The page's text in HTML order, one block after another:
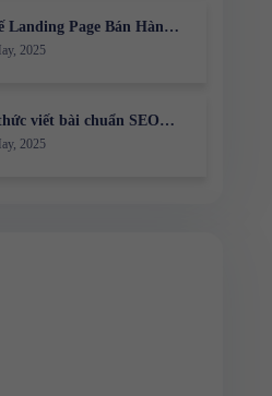
Landing Page Bán Hàng
Bí Quyết Tăng Chuyển
2025
viết bài chuẩn SEO
thứ hạng nhanh chóng
2025